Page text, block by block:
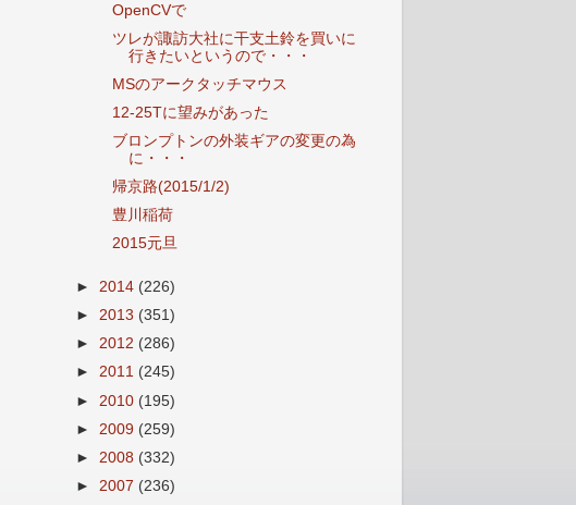
OpenCVで
ツレが諏訪大社に干支土鈴を買いに
行きたいというので・・・
MSのアークタッチマウス
12-25Tに望みがあった
ブロンプトンの外装ギアの変更の為
に・・・
帰京路(2015/1/2)
豊川稲荷
2015元旦
► 2014 (226)
► 2013 (351)
► 2012 (286)
► 2011 (245)
► 2010 (195)
► 2009 (259)
► 2008 (332)
► 2007 (236)